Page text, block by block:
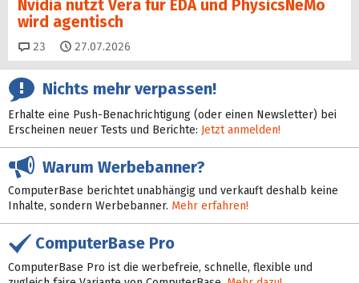
Nvidia nutzt Vera für EDA und PhysicsNeMo
wird agentisch
23 Kommentare
27.07.2026
Nichts mehr verpassen!
Erhalte eine Push-Benachrichtigung (oder einen Newsletter) bei
Erscheinen neuer Tests und Berichte: Jetzt anmelden!
Warum Werbebanner?
ComputerBase berichtet unabhängig und verkauft deshalb keine
Inhalte, sondern Werbebanner. Mehr erfahren!
ComputerBase Pro
ComputerBase Pro ist die werbefreie, schnelle, flexible und